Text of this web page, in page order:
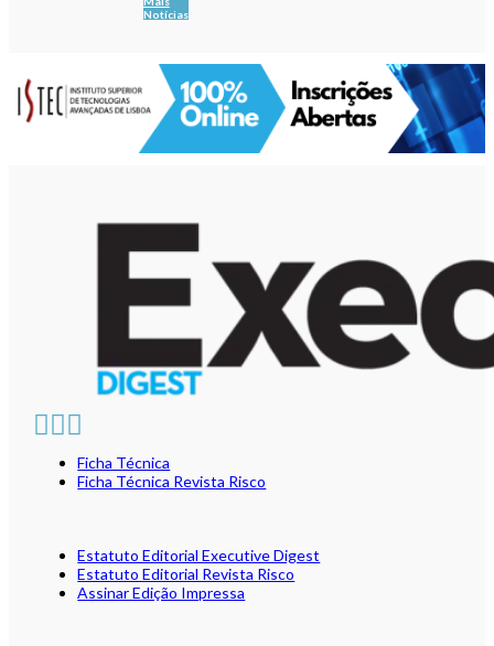
Notícias
Ficha Técnica
Ficha Técnica Revista Risco
Estatuto Editorial Executive Digest
Estatuto Editorial Revista Risco
Assinar Edição Impressa